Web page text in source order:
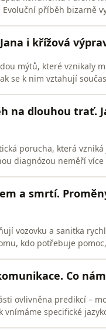
příběh bizarně
jaké záludnosti
Jana i křížová
mýtů, které vznikaly
se k nim vztahují
Holeček z
na dlouhou
porucha, která
diagnózou neměří
a smrtí.
vozovku a sanitka
kdo potřebuje
Co
ovlivněna predikcí –
vnímáme specifické